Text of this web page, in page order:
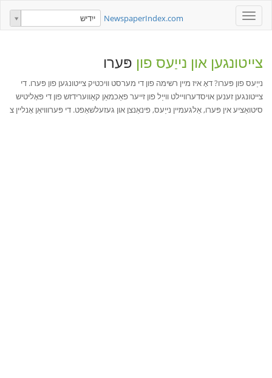
Toggle
navigation
NewspaperIndex.com ייִדיש
צייטונגען און נייַעס פון פּערו
נייַעס פון פּערו? דאָ איז מיין רשימה פון די מערסט וויכטיק צייטונגען פון פּערו. די
צייטונגען זענען אויסדערוויילט ווייַל פון זייער פאַכמאַן קאַווערידזש פון די פּאָליטיש
סיטואַציע אין פּערו, אַלגעמיין נייַעס, פינאַנצן און געזעלשאַפט. די פּערווויאַן אָנליין צ